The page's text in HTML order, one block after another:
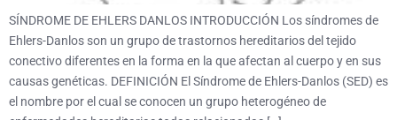
SÍNDROME DE EHLERS DANLOS INTRODUCCIÓN Los síndromes de
Ehlers-Danlos son un grupo de trastornos hereditarios del tejido
conectivo diferentes en la forma en la que afectan al cuerpo y en sus
causas genéticas. DEFINICIÓN El Síndrome de Ehlers-Danlos (SED) es
el nombre por el cual se conocen un grupo heterogéneo de